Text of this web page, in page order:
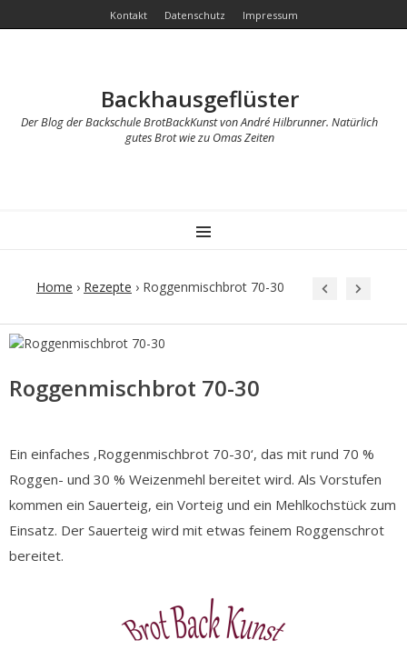
Kontakt Datenschutz Impressum
Backhausgeflüster
Der Blog der Backschule BrotBackKunst von André Hilbrunner. Natürlich
gutes Brot wie zu Omas Zeiten
MENU
Home › Rezepte › Roggenmischbrot 70-30
Roggenmischbrot 70-30
Ein einfaches ‚Roggenmischbrot 70-30‘, das mit rund 70 %
Roggen- und 30 % Weizenmehl bereitet wird. Als Vorstufen
kommen ein Sauerteig, ein Vorteig und ein Mehlkochstück zum
Einsatz. Der Sauerteig wird mit etwas feinem Roggenschrot
bereitet.
Post